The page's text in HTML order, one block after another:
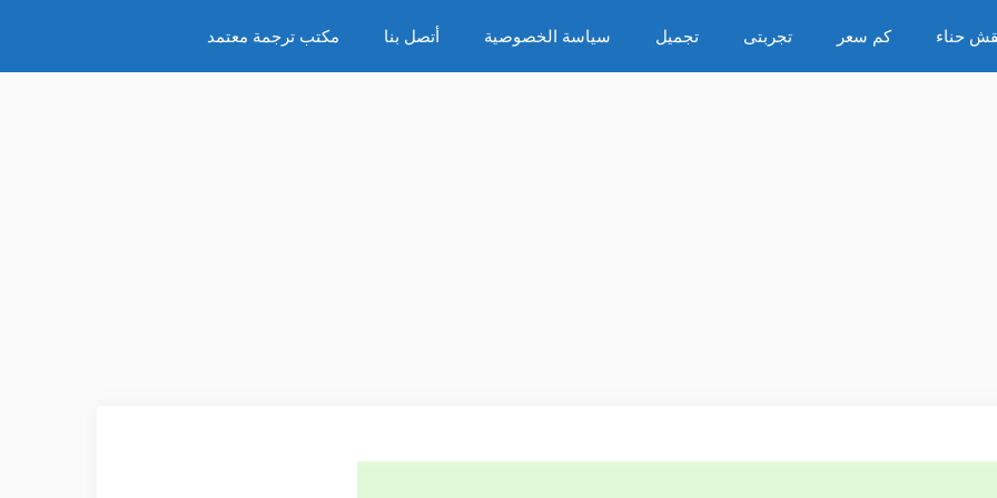
حناء كم سعر تجربتى تجميل سياسة الخصوصية أتصل بنا مكتب ترجمة معتمد